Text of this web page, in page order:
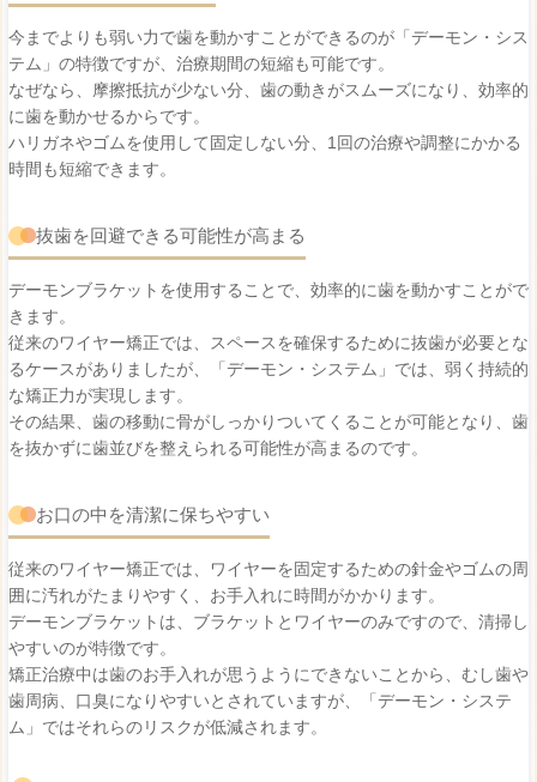
今までよりも弱い力で歯を動かすことができるのが「デーモン・シス
テム」の特徴ですが、治療期間の短縮も可能です。
なぜなら、摩擦抵抗が少ない分、歯の動きがスムーズになり、効率的
に歯を動かせるからです。
ハリガネやゴムを使用して固定しない分、1回の治療や調整にかかる
時間も短縮できます。
抜歯を回避できる可能性が高まる
デーモンブラケットを使用することで、効率的に歯を動かすことがで
きます。
従来のワイヤー矯正では、スペースを確保するために抜歯が必要とな
るケースがありましたが、「デーモン・システム」では、弱く持続的
な矯正力が実現します。
その結果、歯の移動に骨がしっかりついてくることが可能となり、歯
を抜かずに歯並びを整えられる可能性が高まるのです。
お口の中を清潔に保ちやすい
従来のワイヤー矯正では、ワイヤーを固定するための針金やゴムの周
囲に汚れがたまりやすく、お手入れに時間がかかります。
デーモンブラケットは、ブラケットとワイヤーのみですので、清掃し
やすいのが特徴です。
矯正治療中は歯のお手入れが思うようにできないことから、むし歯や
歯周病、口臭になりやすいとされていますが、「デーモン・システ
ム」ではそれらのリスクが低減されます。